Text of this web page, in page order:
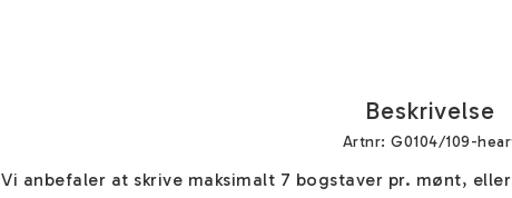
Beskrivelse
Artnr: G0104/109-
Vi anbefaler at skrive maksimalt 7 bogstaver pr. mønt,